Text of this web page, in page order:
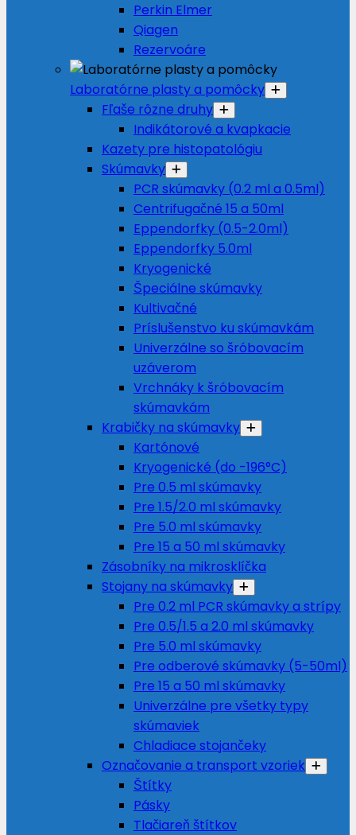
Perkin Elmer
Qiagen
Rezervoáre
Laboratórne plasty a pomôcky
Fľaše rôzne druhy
Indikátorové a kvapkacie
Kazety pre histopatológiu
Skúmavky
PCR skúmavky (0.2 ml a 0.5ml)
Centrifugačné 15 a 50ml
Eppendorfky (0.5-2.0ml)
Eppendorfky 5.0ml
Kryogenické
Špeciálne skúmavky
Kultivačné
Príslušenstvo ku skúmavkám
Univerzálne so šróbovacím
uzáverom
Vrchnáky k šróbovacím
skúmavkám
Krabičky na skúmavky
Kartónové
Kryogenické (do -196°C)
Pre 0.5 ml skúmavky
Pre 1.5/2.0 ml skúmavky
Pre 5.0 ml skúmavky
Pre 15 a 50 ml skúmavky
Zásobníky na mikrosklíčka
Stojany na skúmavky
Pre 0.2 ml PCR skúmavky a strípy
Pre 0.5/1.5 a 2.0 ml skúmavky
Pre 5.0 ml skúmavky
Pre odberové skúmavky (5-50ml)
Pre 15 a 50 ml skúmavky
Univerzálne pre všetky typy
skúmaviek
Chladiace stojančeky
Označovanie a transport vzoriek
Štítky
Pásky
Tlačiareň štítkov